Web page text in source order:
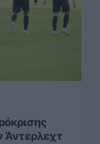
Άντερλεχτ